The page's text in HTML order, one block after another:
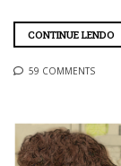
CONTINUE LENDO
59 COMMENTS